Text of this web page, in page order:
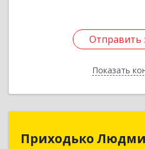
Отправить
Показать
Отправить
Назад
Приходько